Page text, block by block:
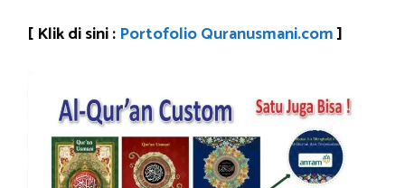
[ Klik di sini : Portofolio Quranusmani.com]